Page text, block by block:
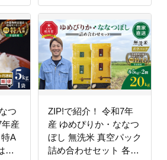
つ
産
A
ん
ZIP!で紹介！ 令和7年
産 ゆめぴりか・ななつ
ぼし 無洗米 真空パック
詰め合わせセット 各